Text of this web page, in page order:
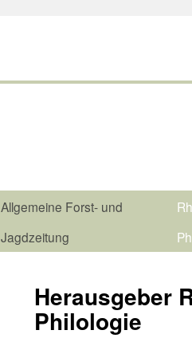
Allgemeine Forst- und
Jagdzeitung
Herausgeber
Philologie